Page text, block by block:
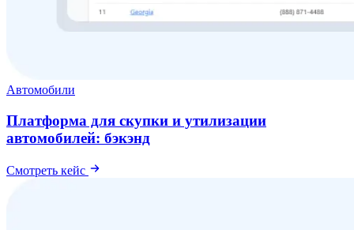
Автомобили
Платформа для скупки и утилизации
автомобилей: бэкэнд
Смотреть кейс